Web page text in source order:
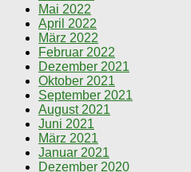
Mai 2022
April 2022
März 2022
Februar 2022
Dezember 2021
Oktober 2021
September 2021
August 2021
Juni 2021
März 2021
Januar 2021
Dezember 2020